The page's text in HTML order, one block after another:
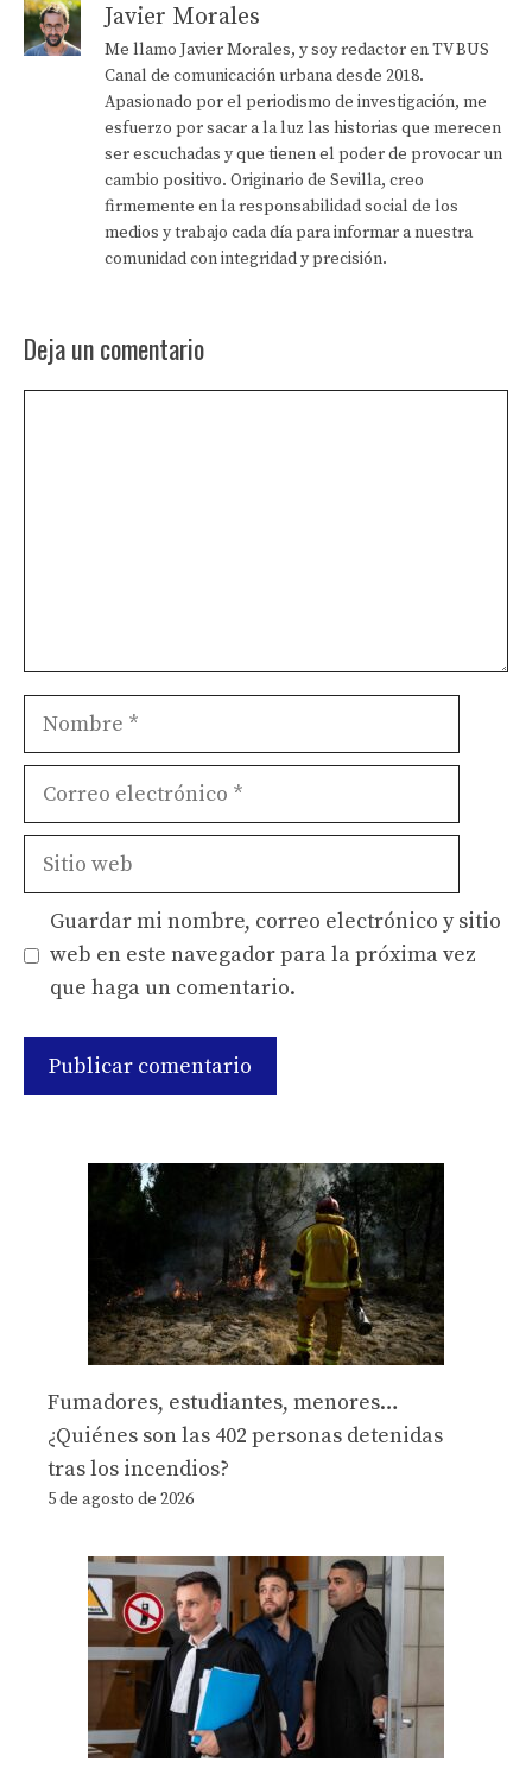
Javier Morales
Me llamo Javier Morales, y soy redactor en TV BUS
Canal de comunicación urbana desde 2018.
Apasionado por el periodismo de investigación, me
esfuerzo por sacar a la luz las historias que merecen
ser escuchadas y que tienen el poder de provocar un
cambio positivo. Originario de Sevilla, creo
firmemente en la responsabilidad social de los
medios y trabajo cada día para informar a nuestra
comunidad con integridad y precisión.
Deja un comentario
Nombre
Correo
Sitio
Guardar mi nombre, correo electrónico y sitio
web en este navegador para la próxima vez
que haga un comentario.
Fumadores, estudiantes, menores…
¿Quiénes son las 402 personas detenidas
tras los incendios?
5 de agosto de 2026